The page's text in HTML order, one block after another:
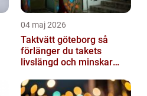
04 maj 2026
Taktvätt göteborg så
förlänger du takets
livslängd och minskar